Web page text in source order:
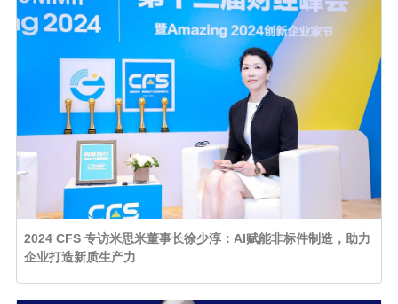
2024 CFS 专访米思米董事长徐少淳：AI赋能非标件制造，助力
企业打造新质生产力